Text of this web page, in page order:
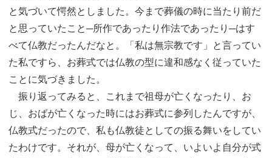
と気づいて愕然としました。今まで葬儀の時に当たり前だ
と思っていたこと─所作であったり作法であったり─はす
べて仏教だったんだなと。「私は無宗教です」と言ってい
た私ですら、お葬式では仏教の型に違和感なく従っていた
ことに気づきました。
振り返ってみると、これまで祖母が亡くなったり、お
じ、おばが亡くなった時にはお葬式に参列したんですが、
仏教式だったので、私も仏教徒としての振る舞いをしてい
たわけです。それが、母が亡くなって、いよいよ自分が式